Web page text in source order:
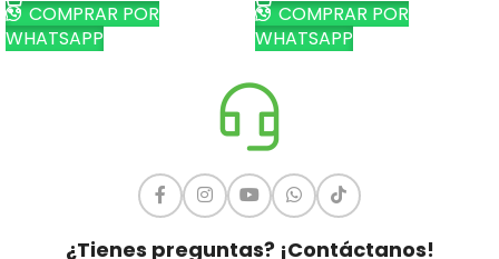
COMPRAR POR
WHATSAPP
COMPRAR POR
WHATSAPP
¿Tienes preguntas? ¡Contáctanos!